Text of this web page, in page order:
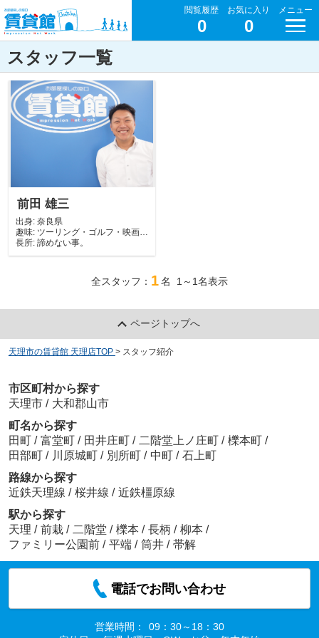
閲覧履歴
0
お気に入り
0
メニュー
スタッフ一覧
前田 雄三
出身: 奈良県
趣味: ツーリング・ゴルフ・映画鑑
賞・寝ること
長所: 諦めない事。
全スタッフ： 1名 1～1名表示
ページトップへ
天理市の賃貸館 天理店TOP > スタッフ紹介
市区町村から探す
天理市 / 大和郡山市
町名から探す
田町 / 富堂町 / 田井庄町 / 二階堂上ノ庄町 / 櫟本町 /
田部町 / 川原城町 / 別所町 / 中町 / 石上町
路線から探す
近鉄天理線 / 桜井線 / 近鉄橿原線
駅から探す
天理 / 前栽 / 二階堂 / 櫟本 / 長柄 / 柳本 /
ファミリー公園前 / 平端 / 筒井 / 帯解
電話でお問い合わせ
営業時間：
09：30～18：30